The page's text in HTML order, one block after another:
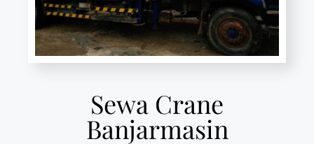
Sewa Crane
Banjarmasin